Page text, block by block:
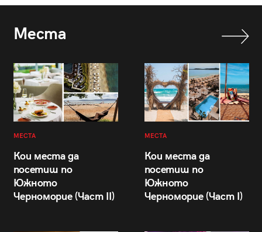
Места
МЕСТА
Кои места да
посетиш по
Южното
Черноморие (Част II)
МЕСТА
Кои места да
посетиш по
Южното
Черноморие (Част I)